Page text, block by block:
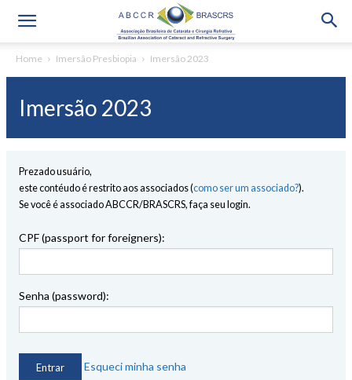
Home Imersão Presbiopia Imersão 2023
Imersão 2023
Prezado usuário,
este contéudo é restrito aos associados (como ser um associado?).
Se você é associado ABCCR/BRASCRS, faça seu login.
CPF (passport for foreigners):
Senha (password):
Esqueci minha senha